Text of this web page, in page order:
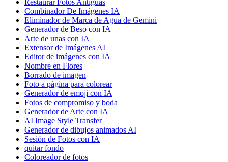
Combinador De Imágenes IA
Eliminador de Marca de Agua de Gemini
Generador de Beso con IA
Arte de unas con IA
Extensor de Imágenes AI
Editor de imágenes con IA
Nombre en Flores
Borrado de imagen
Foto a página para colorear
Generador de emoji con IA
Fotos de compromiso y boda
Generador de Arte con IA
AI Image Style Transfer
Generador de dibujos animados AI
Sesión de Fotos con IA
quitar fondo
Coloreador de fotos